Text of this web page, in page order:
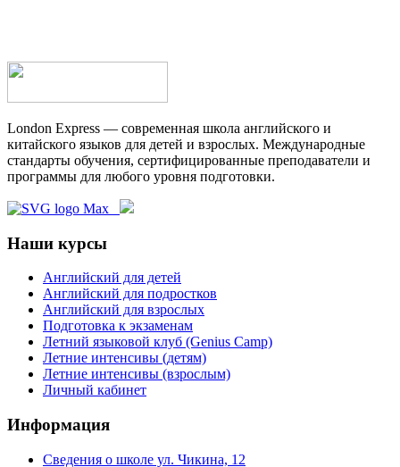
London Express — современная школа английского и
китайского языков для детей и взрослых. Международные
стандарты обучения, сертифицированные преподаватели и
программы для любого уровня подготовки.
Наши курсы
Английский для детей
Английский для подростков
Английский для взрослых
Подготовка к экзаменам
Летний языковой клуб (Genius Camp)
Летние интенсивы (детям)
Летние интенсивы (взрослым)
Личный кабинет
Информация
Сведения о школе ул. Чикина, 12